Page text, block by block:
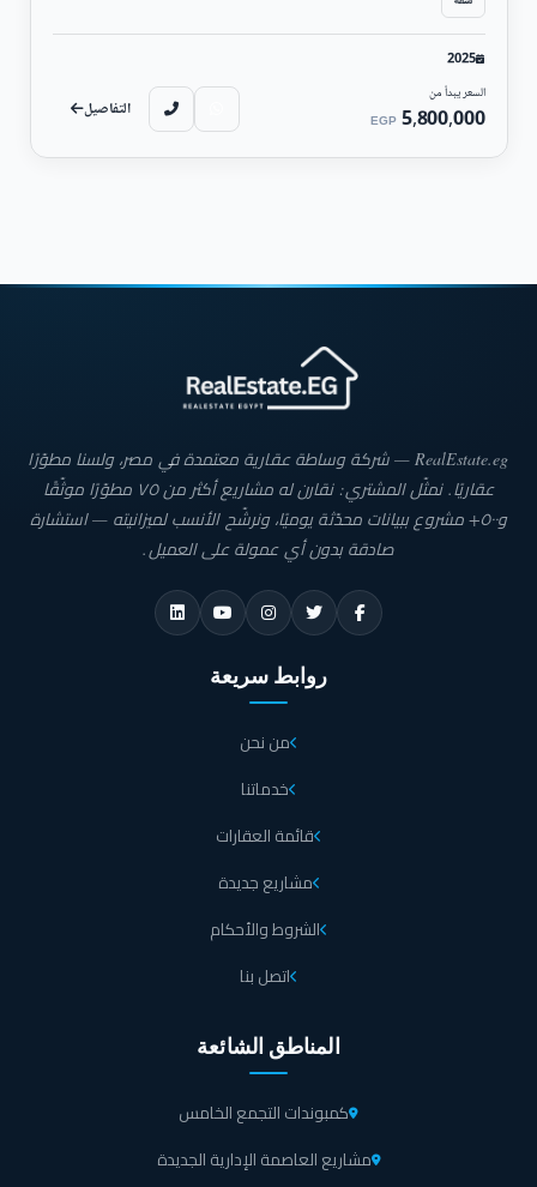
2025
السعر يبدأ من
5,800,000
EGP التفاصيل
RealEstate.eg — شركة وساطة عقارية معتمدة في مصر، ولسنا مطوّرًا
عقاريًا. نمثّل المشتري: نقارن له مشاريع أكثر من ٧٥ مطوّرًا موثّقًا
و٥٠٠+ مشروع ببيانات محدّثة يوميًا، ونرشّح الأنسب لميزانيته — استشارة
صادقة بدون أي عمولة على العميل.
روابط سريعة
من نحن
خدماتنا
قائمة العقارات
مشاريع جديدة
الشروط والأحكام
اتصل بنا
المناطق الشائعة
كمبوندات التجمع الخامس
مشاريع العاصمة الإدارية الجديدة